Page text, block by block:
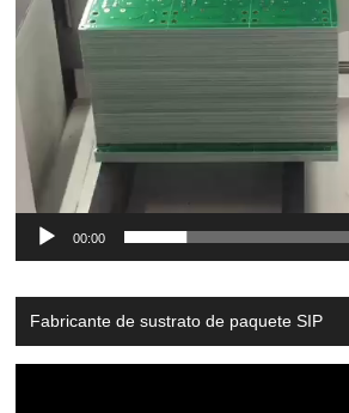
00:00
Fabricante de sustrato de paquete SIP